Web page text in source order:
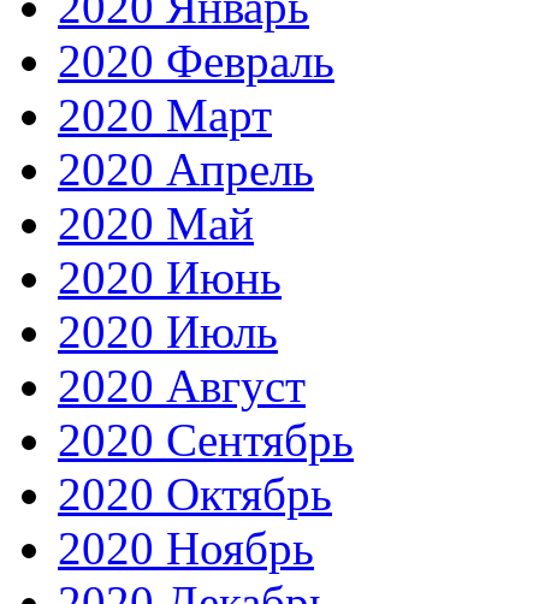
2020 Февраль
2020 Март
2020 Апрель
2020 Май
2020 Июнь
2020 Июль
2020 Август
2020 Сентябрь
2020 Октябрь
2020 Ноябрь